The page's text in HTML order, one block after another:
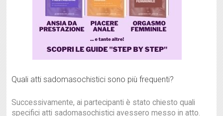
Quali atti sadomasochistici sono più frequenti?
Successivamente, ai partecipanti è stato chiesto quali
specifici atti sadomasochistici avessero messo in atto.